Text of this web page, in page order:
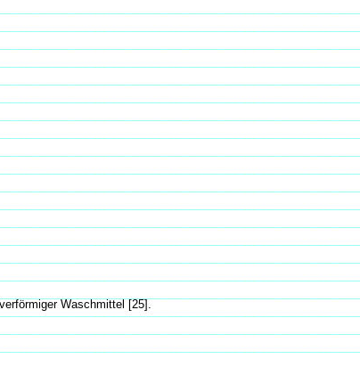
Waschmittel [25].